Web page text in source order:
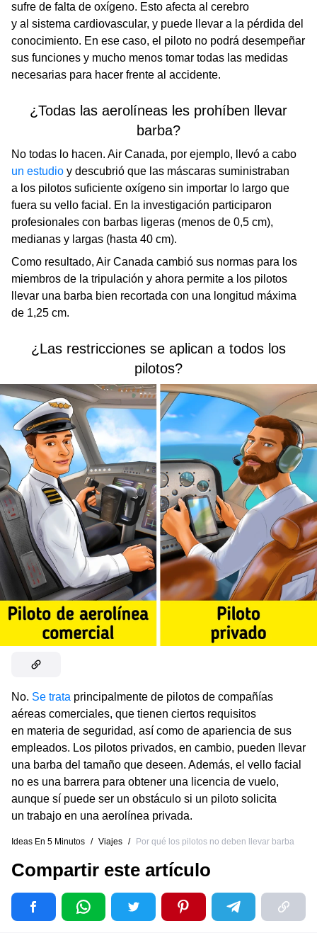
sufre de falta de oxígeno. Esto afecta al cerebro
y al sistema cardiovascular, y puede llevar a la pérdida del
conocimiento. En ese caso, el piloto no podrá desempeñar
sus funciones y mucho menos tomar todas las medidas
necesarias para hacer frente al accidente.
¿Todas las aerolíneas les prohíben llevar
barba?
No todas lo hacen. Air Canada, por ejemplo, llevó a cabo
un estudio y descubrió que las máscaras suministraban
a los pilotos suficiente oxígeno sin importar lo largo que
fuera su vello facial. En la investigación participaron
profesionales con barbas ligeras (menos de 0,5 cm),
medianas y largas (hasta 40 cm).
Como resultado, Air Canada cambió sus normas para los
miembros de la tripulación y ahora permite a los pilotos
llevar una barba bien recortada con una longitud máxima
de 1,25 cm.
¿Las restricciones se aplican a todos los
pilotos?
No. Se trata principalmente de pilotos de compañías
aéreas comerciales, que tienen ciertos requisitos
en materia de seguridad, así como de apariencia de sus
empleados. Los pilotos privados, en cambio, pueden llevar
una barba del tamaño que deseen. Además, el vello facial
no es una barrera para obtener una licencia de vuelo,
aunque sí puede ser un obstáculo si un piloto solicita
un trabajo en una aerolínea privada.
Ideas En 5 Minutos / Viajes / Por qué los pilotos no deben llevar barba
Compartir este artículo